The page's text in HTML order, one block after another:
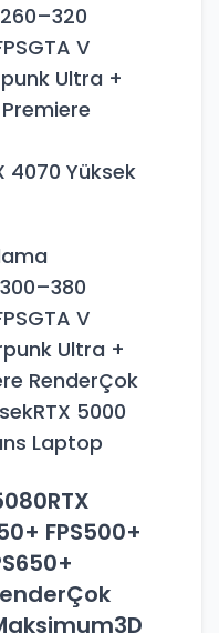
V
Ultra +
4070 Yüksek
V
Ultra +
RenderÇok
5000
Laptop
FPS500+